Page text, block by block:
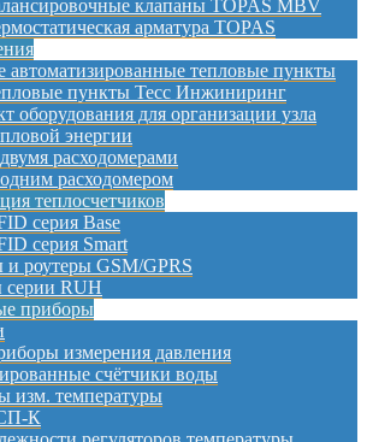
клапаны TOPAS MBV
арматура TOPAS
автоматизированные тепловые пункты
пункты Тесс Инжиниринг
оборудования для организации узла
энергии
расходомерами
расходомером
теплосчетчиков
серия Base
серия Smart
роутеры GSM/GPRS
серии RUH
приборы
измерения давления
счётчики воды
изм. температуры
К